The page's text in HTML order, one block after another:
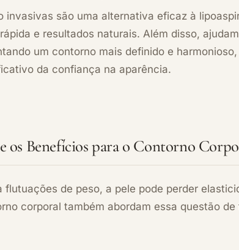
invasivas são uma alternativa eficaz à
e resultados naturais. Além disso,
um contorno mais definido e
da confiança na aparência.
os Benefícios para o Contorno
flutuações de peso, a pele pode perder
corporal também abordam essa questão de